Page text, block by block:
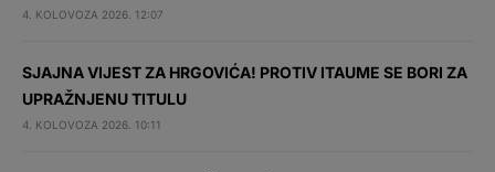
4. KOLOVOZA 2026. 12:07
SJAJNA VIJEST ZA HRGOVIĆA! PROTIV ITAUME SE BORI ZA
UPRAŽNJENU TITULU
4. KOLOVOZA 2026. 10:11